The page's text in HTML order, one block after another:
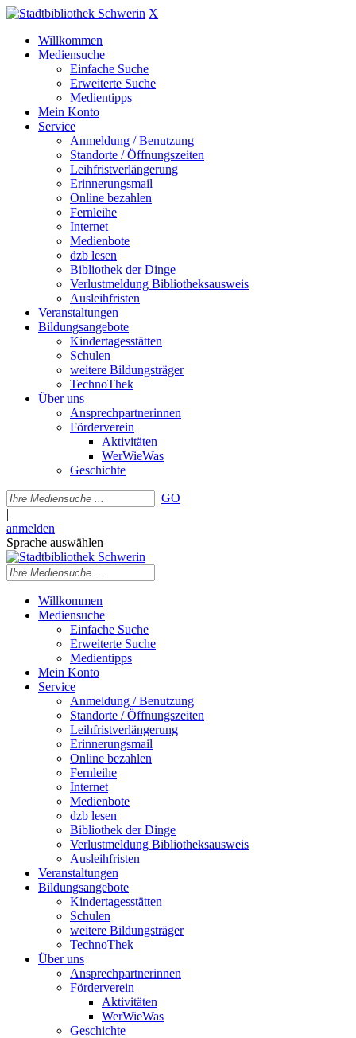
X
Willkommen
Mediensuche
Einfache Suche
Erweiterte Suche
Medientipps
Mein Konto
Service
Anmeldung / Benutzung
Standorte / Öffnungszeiten
Leihfristverlängerung
Erinnerungsmail
Online bezahlen
Fernleihe
Internet
Medienbote
dzb lesen
Bibliothek der Dinge
Verlustmeldung Bibliotheksausweis
Ausleihfristen
Veranstaltungen
Bildungsangebote
Kindertagesstätten
Schulen
weitere Bildungsträger
TechnoThek
Über uns
Ansprechpartnerinnen
Förderverein
Aktivitäten
WerWieWas
Geschichte
GO
|
anmelden
Sprache auswählen
Willkommen
Mediensuche
Einfache Suche
Erweiterte Suche
Medientipps
Mein Konto
Service
Anmeldung / Benutzung
Standorte / Öffnungszeiten
Leihfristverlängerung
Erinnerungsmail
Online bezahlen
Fernleihe
Internet
Medienbote
dzb lesen
Bibliothek der Dinge
Verlustmeldung Bibliotheksausweis
Ausleihfristen
Veranstaltungen
Bildungsangebote
Kindertagesstätten
Schulen
weitere Bildungsträger
TechnoThek
Über uns
Ansprechpartnerinnen
Förderverein
Aktivitäten
WerWieWas
Geschichte